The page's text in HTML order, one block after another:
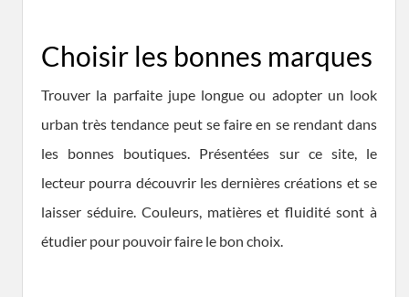
Choisir les bonnes marques
Trouver la parfaite jupe longue ou adopter un look
urban très tendance peut se faire en se rendant dans
les bonnes boutiques. Présentées sur ce site, le
lecteur pourra découvrir les dernières créations et se
laisser séduire. Couleurs, matières et fluidité sont à
étudier pour pouvoir faire le bon choix.